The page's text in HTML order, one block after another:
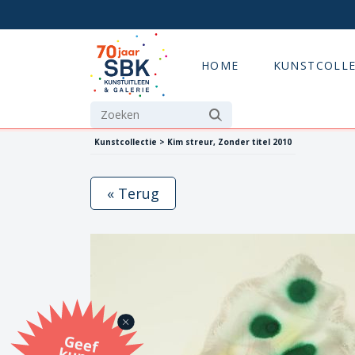
HOME
Kunstcollectie > Kim streur, Zonder titel 2010
G
eef
u
n
st
a
d
o
m
et
e SB
K
u
n
stb
o
n
« Terug